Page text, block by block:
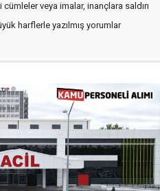
veya imalar, inançlara saldırı
harflerle yazılmış yorumlar